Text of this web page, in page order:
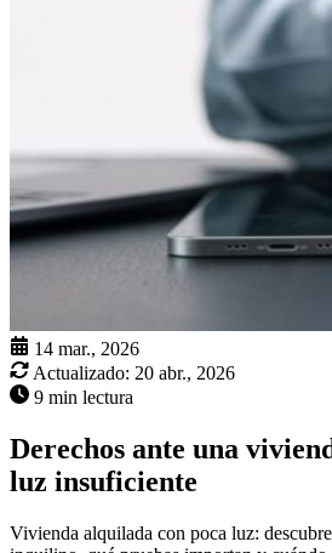
14 mar., 2026
Actualizado: 20 abr., 2026
9 min lectura
Derechos ante una
luz insuficiente
Vivienda alquilada con poca luz: